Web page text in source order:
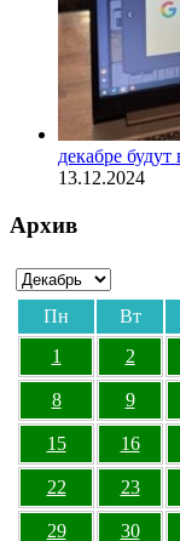
декабре
13.12.2024
Архив
Пн Вт
1
2
8 9
15 16
22 23
29 30